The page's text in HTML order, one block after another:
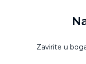
Zavirite u